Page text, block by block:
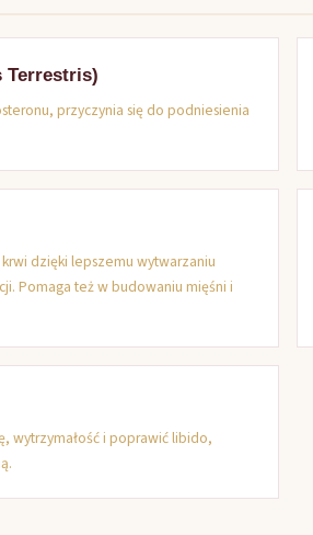
Terrestris)
przyczynia się do podniesienia
dzięki lepszemu wytwarzaniu
Pomaga też w budowaniu mięśni i
wytrzymałość i poprawić libido,